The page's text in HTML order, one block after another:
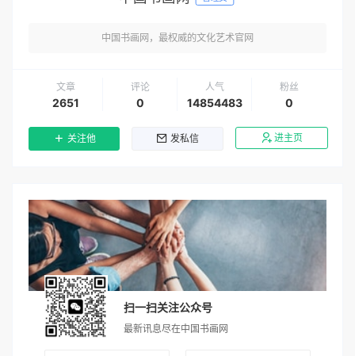
中国书画网，最权威的文化艺术官网
文章
2651
评论
0
人气
14854483
粉丝
0
关注他 发私信 进主页
扫一扫关注公众号
最新讯息尽在中国书画网